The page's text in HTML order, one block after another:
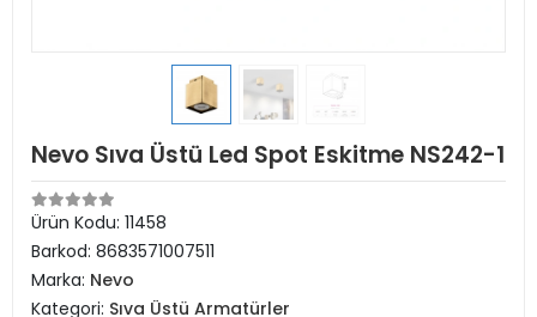
Nevo Sıva Üstü Led Spot Eskitme NS242-1
Ürün Kodu: 11458
Barkod: 8683571007511
Marka: Nevo
Kategori: Sıva Üstü Armatürler